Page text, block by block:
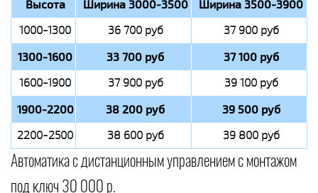
Высота Ширина 3000-3500 Ширина 3500-3900
1000-1300 36 700 руб 37 900 руб
1300-1600 33 700 руб 37 100 руб
1600-1900 37 900 руб 39 100 руб
1900-2200 38 200 руб 39 500 руб
2200-2500 38 600 руб 39 800 руб
Автоматика с дистанционным управлением с монтажом
под ключ 30 000 р.